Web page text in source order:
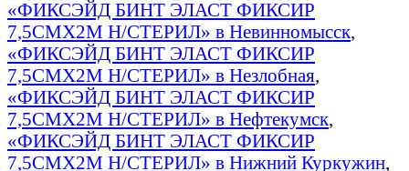
«ФИКСЭЙД БИНТ ЭЛАСТ ФИКСИР
7,5СМX2М Н/СТЕРИЛ» в Невинномысск,
«ФИКСЭЙД БИНТ ЭЛАСТ ФИКСИР
7,5СМX2М Н/СТЕРИЛ» в Незлобная,
«ФИКСЭЙД БИНТ ЭЛАСТ ФИКСИР
7,5СМX2М Н/СТЕРИЛ» в Нефтекумск,
«ФИКСЭЙД БИНТ ЭЛАСТ ФИКСИР
7,5СМX2М Н/СТЕРИЛ» в Нижний Куркужин,